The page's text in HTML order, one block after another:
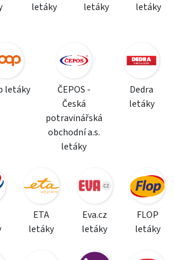
letáky
letáky
letáky
letáky
ČEPOS -
Česká
potravinářská
obchodní a.s.
letáky
Dedra
letáky
ETA
letáky
Eva.cz
letáky
FLOP
letáky